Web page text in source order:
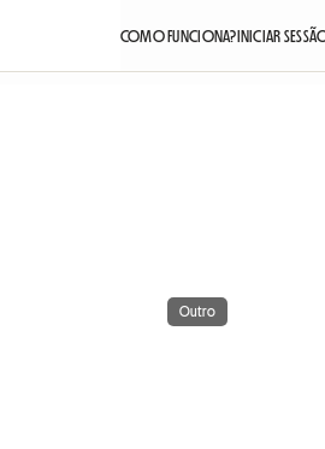
COMO FUNCIONA?INICIAR
Outro